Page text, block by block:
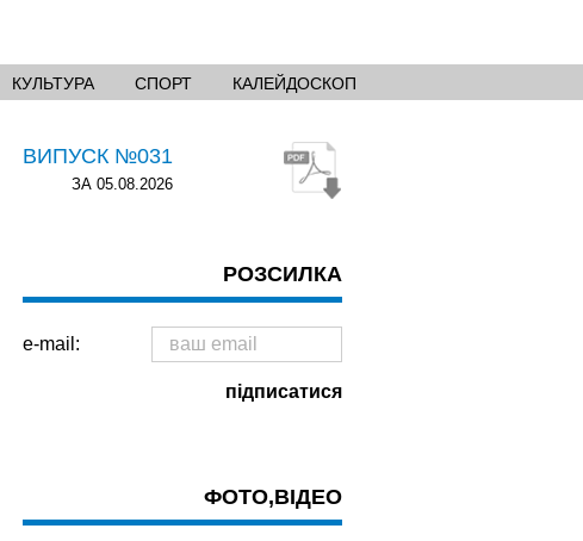
КУЛЬТУРА СПОРТ КАЛЕЙДОСКОП
ВИПУСК №031
ЗА 05.08.2026
РОЗСИЛКА
e-mail:
ФОТО,ВІДЕО